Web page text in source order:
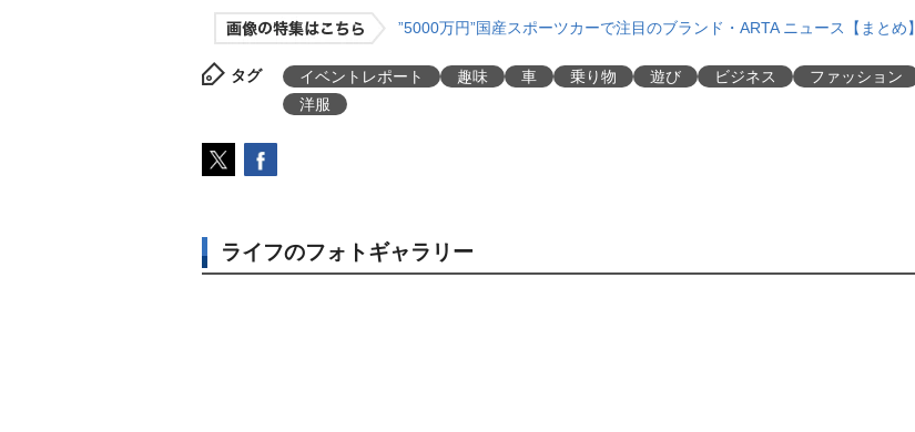
”5000万円”国産スポーツカーで注目のブランド・ARTA ニュース【まとめ】
タグ イベントレポート 趣味 車 乗り物 遊び ビジネス
ファッション
洋服
ライフのフォトギャラリー